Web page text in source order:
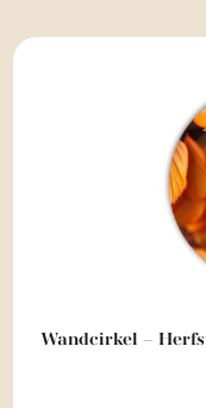
Wandcirkel –